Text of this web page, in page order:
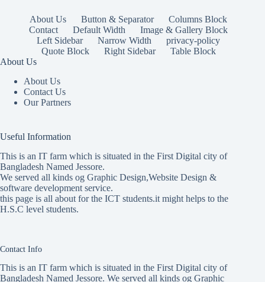
About Us Button & Separator
Columns Block
Contact
Default Width
Image & Gallery Block
Left Sidebar
Narrow Width
privacy-policy
Quote Block
Right Sidebar
Table Block
About Us
About Us
Contact Us
Our Partners
Useful Information
This is an IT farm which is situated in the First Digital city of
Bangladesh Named Jessore.
We served all kinds og Graphic Design,Website Design &
software development service.
this page is all about for the ICT students.it might helps to the
H.S.C level students.
Contact Info
This is an IT farm which is situated in the First Digital city of
Bangladesh Named Jessore. We served all kinds og Graphic